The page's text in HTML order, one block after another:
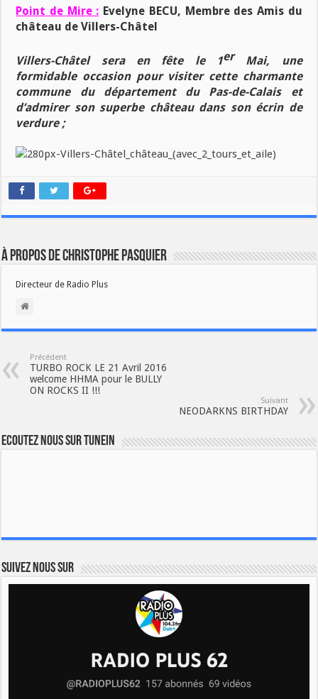
Point de Mire : Evelyne BECU, Membre des Amis du
château de Villers-Châtel
Villers-Châtel sera en fête le 1erMai, une
formidable occasion pour visiter cette charmante
commune du département du Pas-de-Calais et
d’admirer son superbe château dans son écrin de
verdure ;
À propos de Christophe PASQUIER
Directeur de Radio Plus
Précédent
TURBO ROCK LE 21 Avril 2016
welcome HHMA pour le BULLY
ON ROCKS II !!!
Suivant
NEODARKNS BIRTHDAY
Ecoutez nous sur TuneIn
Suivez nous sur